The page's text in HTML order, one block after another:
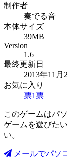
制作者
奏でる音
本体サイズ
39MB
Version
1.6
最終更新日
2013年11月
お気に入り
票1票
このゲームはパ
ゲームを遊びた
い。
メールでパソ